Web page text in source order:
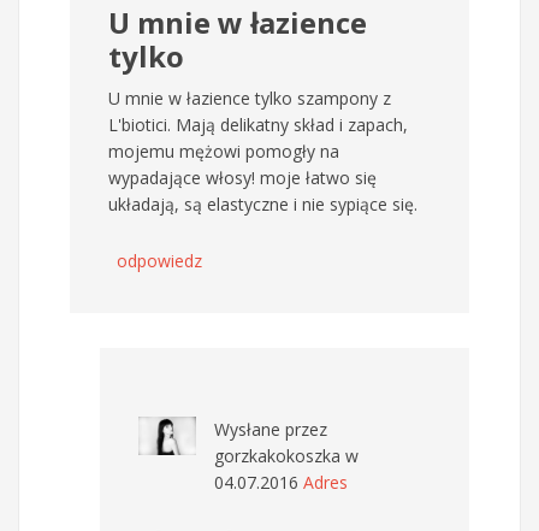
U mnie w łazience
tylko
U mnie w łazience tylko szampony z
L'biotici. Mają delikatny skład i zapach,
mojemu mężowi pomogły na
wypadające włosy! moje łatwo się
układają, są elastyczne i nie sypiące się.
odpowiedz
Wysłane przez
gorzkakokoszka w
04.07.2016 Adres